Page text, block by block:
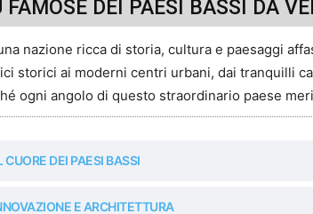
DEI PAESI BASSI DA
nazione ricca di storia, cultura e paesaggi
storici ai moderni centri urbani, dai tranquilli
ogni angolo di questo straordinario paese
DEI PAESI BASSI
E ARCHITETTURA